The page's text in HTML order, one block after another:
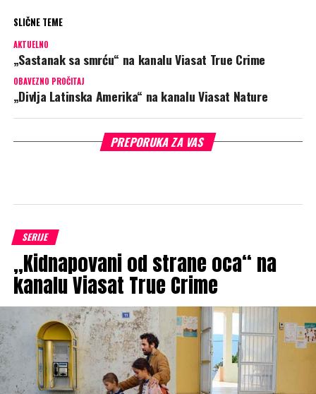
SLIČNE TEME
AKTUELNO
„Sastanak sa smrću“ na kanalu Viasat True Crime
OBAVEZNO PROČITAJ
„Divlja Latinska Amerika“ na kanalu Viasat Nature
PREPORUKA ZA VAS
SERIJE
„Kidnapovani od strane oca“ na
kanalu Viasat True Crime